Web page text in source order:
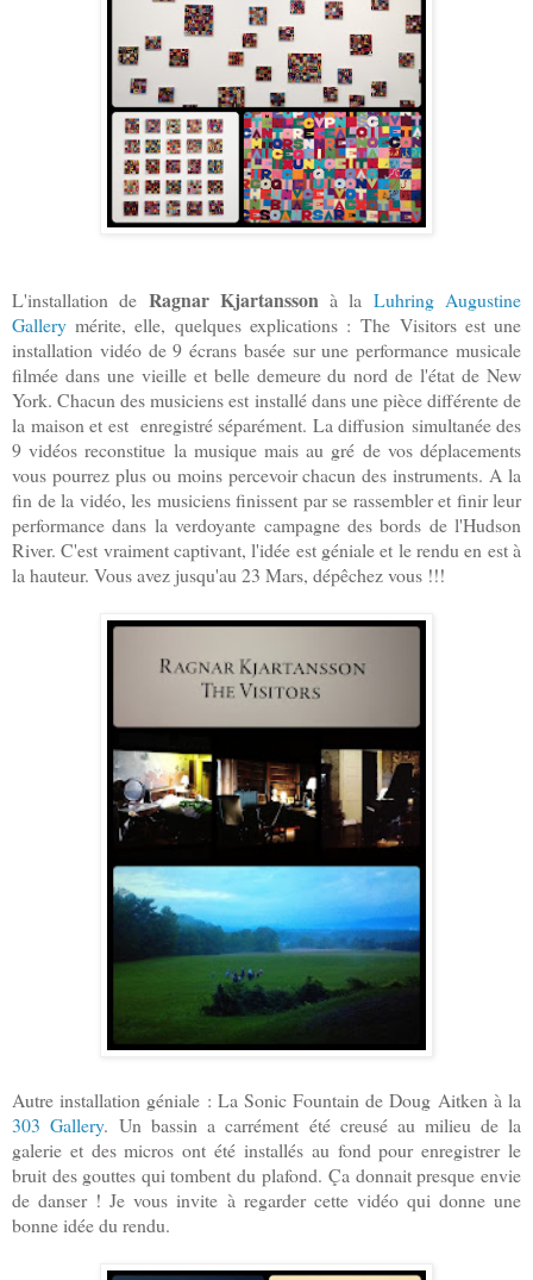
L'installation de Ragnar Kjartanssonà la Luhring Augustine
Gallery mérite, elle, quelques explications : The Visitors est une
installation vidéo de 9 écrans basée sur une performance musicale
filmée dans une vieille et belle demeure du nord de l'état de New
York. Chacun des musiciens est installé dans une pièce différente de
la maison et est enregistré séparément. La diffusion simultanée des
9 vidéos reconstitue la musique mais au gré de vos déplacements
vous pourrez plus ou moins percevoir chacun des instruments. A la
fin de la vidéo, les musiciens finissent par se rassembler et finir leur
performance dans la verdoyante campagne des bords de l'Hudson
River. C'est vraiment captivant, l'idée est géniale et le rendu en est à
la hauteur. Vous avez jusqu'au 23 Mars, dépêchez vous !!!
Autre installation géniale : La Sonic Fountain de Doug Aitken à la
303 Gallery.Un bassin a carrément été creusé au milieu de la
galerie et des micros ont été installés au fond pour enregistrer le
bruit des gouttes qui tombent du plafond. Ça donnait presque envie
de danser !Je vous invite à regarder cette vidéo qui donne une
bonne idée du rendu.